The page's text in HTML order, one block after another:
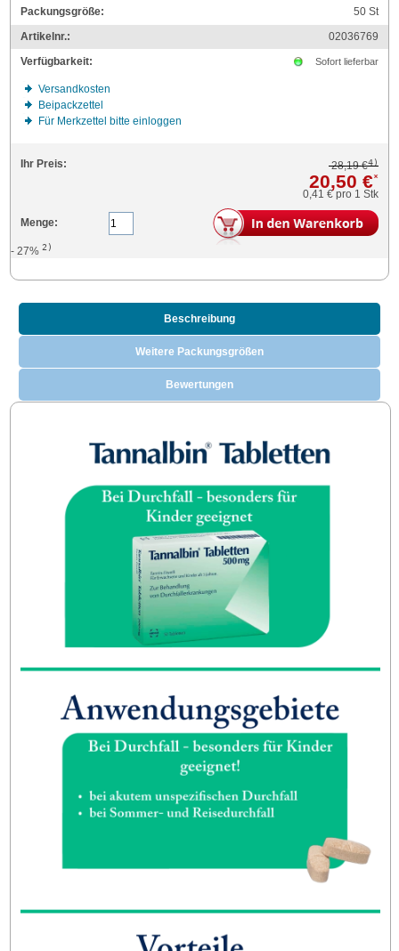
Packungsgröße:
50St
Artikelnr.:
02036769
Verfügbarkeit:
Sofort lieferbar
Versandkosten
Beipackzettel
Für Merkzettel bitte einloggen
Ihr Preis: 28,19 €4)
20,50 €*
0,41 €pro 1 Stk
Menge:
- 27%2)
Beschreibung
Weitere Packungsgrößen
Bewertungen